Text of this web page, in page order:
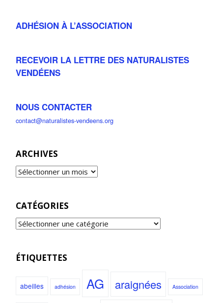
ADHÉSION À L’ASSOCIATION
RECEVOIR LA LETTRE DES NATURALISTES
VENDÉENS
NOUS CONTACTER
contact@naturalistes-vendeens.org
ARCHIVES
CATÉGORIES
ÉTIQUETTES
abeilles adhésion AG araignées Association